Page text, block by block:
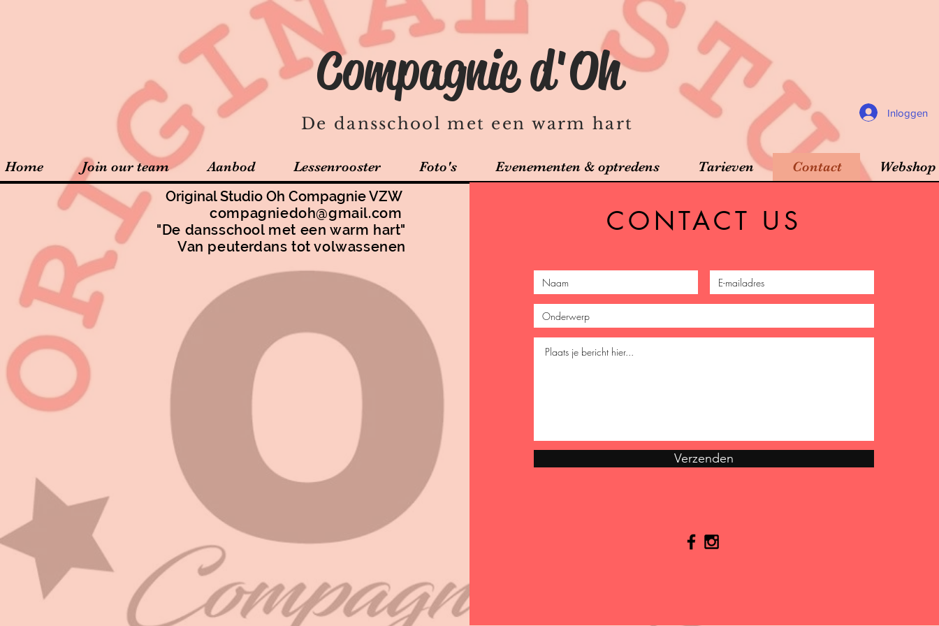
Compagnie d'Oh
De dansschool met een warm hart
Inloggen
Home Join our team Aanbod Lessenrooster Foto's Evenementen & optredens Tarieven Contact Webshop
Original Studio Oh Compagnie VZW
compagniedoh@gmail.com
"De dansschool met een warm hart"
Van peuterdans tot volwassenen
CONTACT US
Verzenden